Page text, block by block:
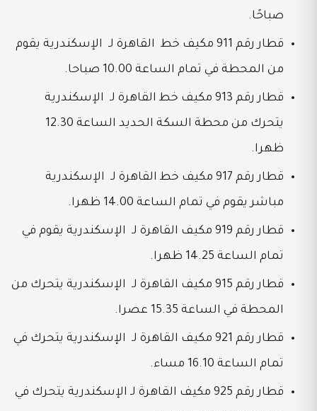
صباحًا.
قطار رقم 911 مكيف خط القاهرة لـ الإسكندرية يقوم
من المحطة في تمام الساعة 10.00 صباحا.
قطار رقم 913 مكيف خط القاهرة لـ الإسكندرية
يتحرك من محطة السكة الحديد الساعة 12.30
ظهرا.
قطار رقم 917 مكيف خط القاهرة لـ الإسكندرية
مباشر يقوم في تمام الساعة 14.00 ظهرا.
قطار رقم 919 مكيف القاهرة لـ الإسكندرية يقوم في
تمام الساعة 14.25 ظهرا.
قطار رقم 915 مكيف القاهرة لـ الإسكندرية يتحرك من
المحطة في الساعة 15.35 عصرا.
قطار رقم 921 مكيف القاهرة لـ الإسكندرية يتحرك في
تمام الساعة 16.10 مساء.
قطار رقم 925 مكيف القاهرة لـ الإسكندرية يتحرك في